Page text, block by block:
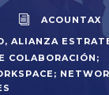
ACOUNTAX
, ALIANZA
COLABORACIÓN;